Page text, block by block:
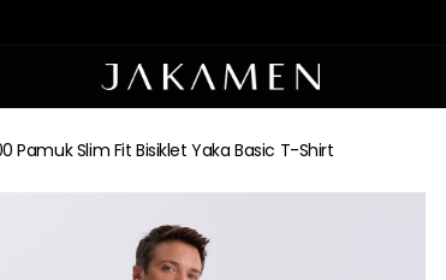
Pamuk Slim Fit Bisiklet Yaka Basic T-Shirt